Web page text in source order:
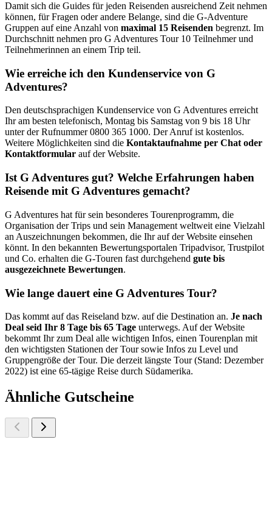
Damit sich die Guides für jeden Reisenden ausreichend Zeit nehmen
können, für Fragen oder andere Belange, sind die G-Adventure
Gruppen auf eine Anzahl von maximal 15 Reisenden begrenzt. Im
Durchschnitt nehmen pro G Adventures Tour 10 Teilnehmer und
Teilnehmerinnen an einem Trip teil.
Wie erreiche ich den Kundenservice von G
Adventures?
Den deutschsprachigen Kundenservice von G Adventures erreicht
Ihr am besten telefonisch, Montag bis Samstag von 9 bis 18 Uhr
unter der Rufnummer 0800 365 1000. Der Anruf ist kostenlos.
Weitere Möglichkeiten sind die Kontaktaufnahme per Chat oder
Kontaktformular auf der Website.
Ist G Adventures gut? Welche Erfahrungen haben
Reisende mit G Adventures gemacht?
G Adventures hat für sein besonderes Tourenprogramm, die
Organisation der Trips und sein Management weltweit eine Vielzahl
an Auszeichnungen bekommen, die Ihr auf der Website einsehen
könnt. In den bekannten Bewertungsportalen Tripadvisor, Trustpilot
und Co. erhalten die G-Touren fast durchgehend gute bis
ausgezeichnete Bewertungen.
Wie lange dauert eine G Adventures Tour?
Das kommt auf das Reiseland bzw. auf die Destination an. Je nach
Deal seid Ihr 8 Tage bis 65 Tage unterwegs. Auf der Website
bekommt Ihr zum Deal alle wichtigen Infos, einen Tourenplan mit
den wichtigsten Stationen der Tour sowie Infos zu Level und
Gruppengröße der Tour. Die derzeit längste Tour (Stand: Dezember
2022) ist eine 65-tägige Reise durch Südamerika.
Ähnliche Gutscheine